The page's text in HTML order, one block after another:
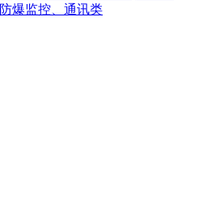
防爆监控、通讯类